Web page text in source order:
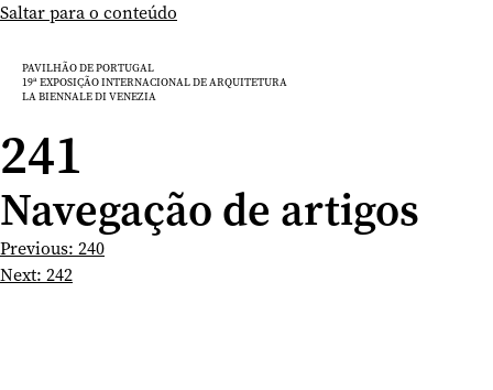
Saltar para o conteúdo
PAVILHÃO DE PORTUGAL
19ª EXPOSIÇÃO INTERNACIONAL DE ARQUITETURA
LA BIENNALE DI VENEZIA
241
Navegação de artigos
Previous: 240
Next: 242